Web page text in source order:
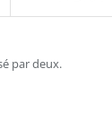
par deux.